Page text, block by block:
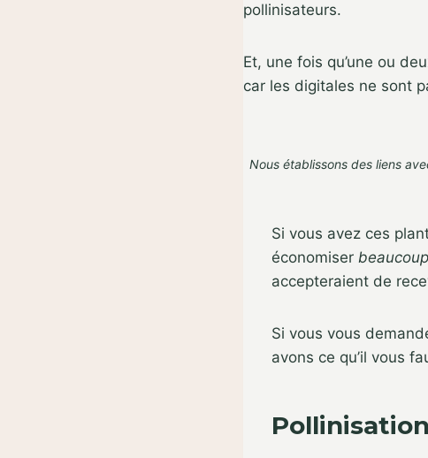
pollinisateurs.
Et, une fois qu’une ou
car les digitales ne sont
Nous établissons des liens
Si vous avez ces
économiser beaucoup
accepteraient de
Si vous vous
avons ce qu’il vous